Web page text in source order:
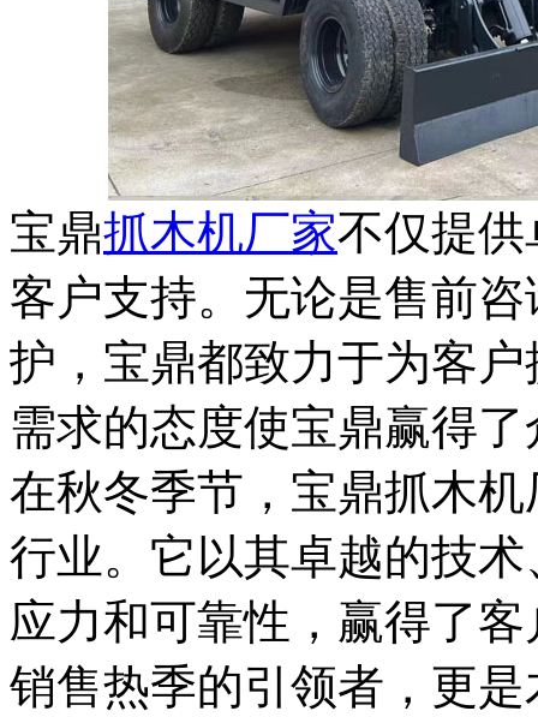
宝鼎抓木机厂家不仅提
客户支持。无论是售前
护，宝鼎都致力于为客
需求的态度使宝鼎赢得
在秋冬季节，宝鼎抓木
行业。它以其卓越的技
应力和可靠性，赢得了
销售热季的引领者，更